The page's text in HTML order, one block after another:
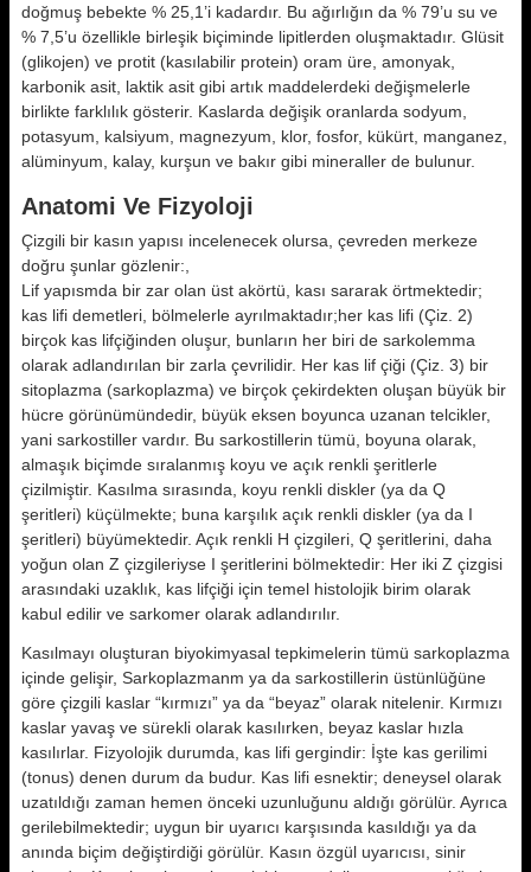
doğmuş bebekte % 25,1’i kadardır. Bu ağırlı­ğın da % 79’u su ve
% 7,5’u özellikle birleşik biçiminde lipitlerden oluş­maktadır. Glüsit
(glikojen) ve protit (kasılabilir protein) oram üre, amon­yak,
karbonik asit, laktik asit gibi ar­tık maddelerdeki değişmelerle
birlik­te farklılık gösterir. Kaslarda değişik oranlarda sodyum,
potasyum, kalsi­yum, magnezyum, klor, fosfor, kükürt, manganez,
alüminyum, kalay, kurşun ve bakır gibi mineraller de bulunur.
Anatomi Ve Fizyoloji
Çizgili bir kasın yapısı incelenecek olursa, çevreden merkeze
doğru şun­lar gözlenir:,
Lif yapısmda bir zar olan üst akörtü, kası sararak örtmektedir;
kas lifi demetleri, bölmelerle ayrıl­maktadır;her kas lifi (Çiz. 2)
birçok kas lifçiğinden oluşur, bunların her biri de sarkolemma
olarak adlandırılan bir zarla çevrilidir. Her kas lif çiği (Çiz. 3) bir
sitoplazma (sarkoplazma) ve bir­çok çekirdekten oluşan büyük bir
hüc­re görünümündedir, büyük eksen bo­yunca uzanan telcikler,
yani sarkostiller vardır. Bu sarkostillerin tümü, boyuna olarak,
almaşık biçimde sıra­lanmış koyu ve açık renkli şeritlerle
çizilmiştir. Kasılma sırasında, koyu renkli diskler (ya da Q
şeritleri) kü­çülmekte; buna karşılık açık renkli diskler (ya da I
şeritleri) büyümekte­dir. Açık renkli H çizgileri, Q şeritle­rini, daha
yoğun olan Z çizgileriyse I şeritlerini bölmektedir: Her iki Z çiz­gisi
arasındaki uzaklık, kas lifçiği için temel histolojik birim olarak
kabul edilir ve sarkomer olarak adlandırı­lır.
Kasılmayı oluşturan biyokimyasal tep­kimelerin tümü sarkoplazma
içinde gelişir, Sarkoplazmanm ya da sarkostillerin üstünlüğüne
göre çizgili kaslar “kırmızı” ya da “beyaz” olarak nite­lenir. Kırmızı
kaslar yavaş ve sürekli olarak kasılırken, beyaz kaslar hızla
kasılırlar. Fizyolojik durumda, kas li­fi gergindir: İşte kas gerilimi
(tonus) denen durum da budur. Kas lifi esnek­tir; deneysel olarak
uzatıldığı zaman hemen önceki uzunluğunu aldığı görü­lür. Ayrıca
gerilebilmektedir; uygun bir uyarıcı karşısında kasıldığı ya da
anında biçim değiştirdiği görülür. Ka­sın özgül uyarıcısı, sinir